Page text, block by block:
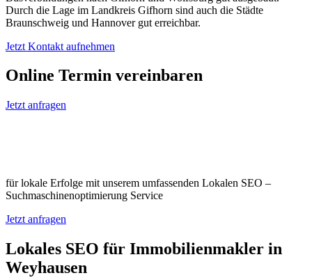
Durch die Lage im Landkreis Gifhorn sind auch die Städte
Braunschweig und Hannover gut erreichbar.
Jetzt Kontakt aufnehmen
Online Termin vereinbaren
Jetzt anfragen
für lokale Erfolge mit unserem umfassenden Lokalen SEO –
Suchmaschinenoptimierung Service
Jetzt anfragen
Lokales SEO für Immobilienmakler in
Weyhausen